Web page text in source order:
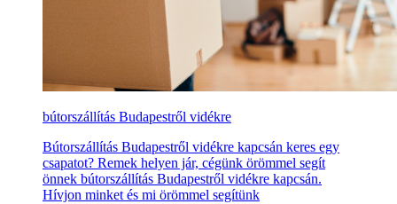
bútorszállítás Budapestről vidékre
Bútorszállítás Budapestről vidékre kapcsán keres egy
csapatot? Remek helyen jár, cégünk örömmel segít
önnek bútorszállítás Budapestről vidékre kapcsán.
Hívjon minket és mi örömmel segítünk